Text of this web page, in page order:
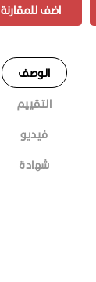
اضف للمقارنة
الوصف
التقييم
فيديو
شهادة